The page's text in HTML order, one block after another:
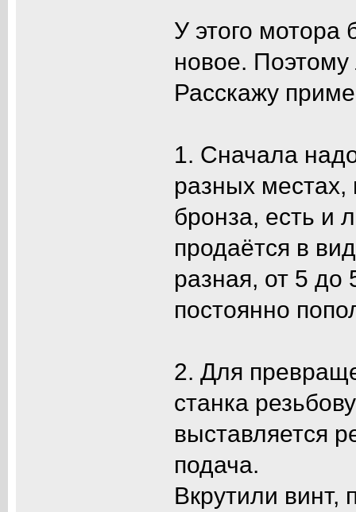
У этого мотора
новое. Поэтому
Расскажу
1. Сначала
разных местах,
бронза, есть и
продаётся в
разная, от 5
постоянно
2. Для
станка
выставляется
подача.
Вкрутили